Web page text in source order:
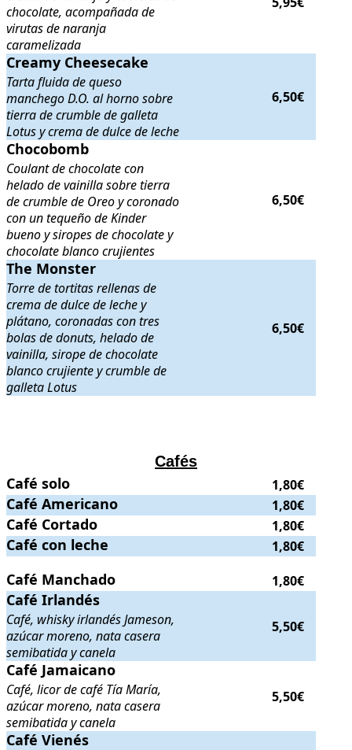
chocolate, acompañada de
virutas de naranja
caramelizada
Creamy Cheesecake . Tarta fluida de queso manchego D.O. al
Creamy Cheesecake
Tarta fluida de queso
manchego D.O. al horno sobre
tierra de crumble de galleta
Lotus y crema de dulce de leche
6,50€
Chocobomb . Coulant de chocolate con helado de vainilla sobre
Chocobomb
Coulant de chocolate con
helado de vainilla sobre tierra
de crumble de Oreo y coronado
con un tequeño de Kinder
bueno y siropes de chocolate y
chocolate blanco crujientes
6,50€
The Monster . Torre de tortitas rellenas de crema de dulce de leche
The Monster
Torre de tortitas rellenas de
crema de dulce de leche y
plátano, coronadas con tres
bolas de donuts, helado de
vainilla, sirope de chocolate
blanco crujiente y crumble de
galleta Lotus
6,50€
Cafés
Café solo .. Precio:
Café solo 1,80€
Café Americano .. Precio:
Café Americano 1,80€
Café Cortado .. Precio:
Café Cortado 1,80€
Café con leche .. Precio:
Café con leche 1,80€
Café Manchado .. Precio:
Café Manchado 1,80€
Café Irlandés . Café, whisky irlandés Jameson, azúcar moreno, nata
Café Irlandés
Café, whisky irlandés Jameson,
azúcar moreno, nata casera
semibatida y canela
5,50€
Café Jamaicano . Café, licor de café Tía María, azúcar moreno, nata
Café Jamaicano
Café, licor de café Tía María,
azúcar moreno, nata casera
semibatida y canela
5,50€
Café Vienés . Café, chocolate, azúcar moreno, nata casera semibatida
Café Vienés